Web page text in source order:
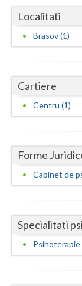
Gorj
Ialomita
Maramures
Mehedinti
Neamt
Olt
Localitati
Brasov (1)
Cartiere
Centru (1)
Forme
Cabinet de
Specialitati
Psihoterapie